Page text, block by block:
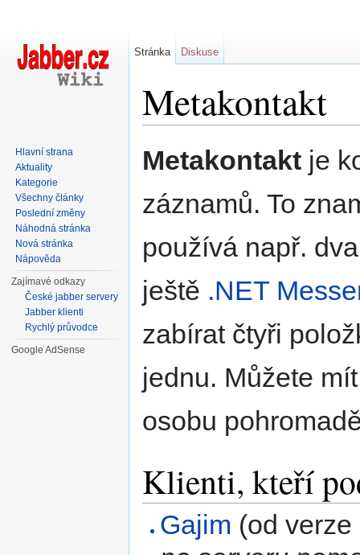
Metakontakt
Metakontakt je
záznamů. To
používá např.
ještě .NET
zabírat čtyři
jednu. Můžete
osobu
Klienti, kteří
Gajim (od
Stránka Diskuse
Hlavní strana
Aktuality
Kategorie
Všechny články
Poslední změny
Náhodná stránka
Nová stránka
Nápověda
Zajímavé odkazy
České jabber servery
Jabber klienti
Rychlý průvodce
Google AdSense